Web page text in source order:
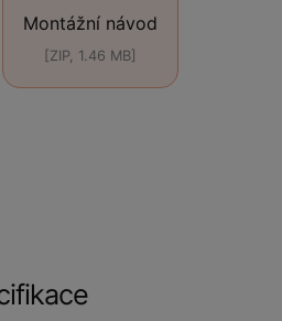
Montážní návod
[ZIP, 1.46 MB]